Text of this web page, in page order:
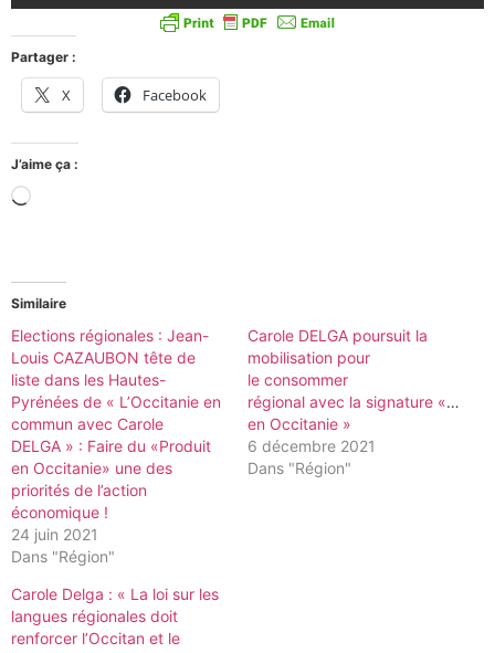
Partager :
X Facebook
J’aime ça :
Similaire
Elections régionales : Jean-
Louis CAZAUBON tête de
liste dans les Hautes-
Pyrénées de « L’Occitanie en
commun avec Carole
DELGA » : Faire du «Produit
en Occitanie» une des
priorités de l’action
économique !
24 juin 2021
Dans "Région"
Carole DELGA poursuit la
mobilisation pour
le consommer
régional avec la signature «
en Occitanie »
6 décembre 2021
Dans "Région"
Carole Delga : « La loi sur les
langues régionales doit
renforcer l’Occitan et le